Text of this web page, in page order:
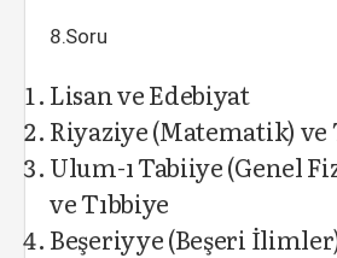
8.Soru
Lisan ve Edebiyat
Riyaziye (Matematik) ve
Ulum-ı Tabiiye (Genel
ve Tıbbiye
Beşeriyye (Beşeri